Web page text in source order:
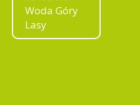
Woda Góry
Lasy